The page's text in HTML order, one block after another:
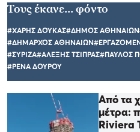
Τους έκανε... φόντο
#ΧΑΡΗΣ ΔΟΥΚΑΣ#ΔΗΜΟΣ ΑΘΗΝΑΙΩΝ
#ΔΗΜΑΡΧΟΣ ΑΘΗΝΑΙΩΝ
#ΣΥΡΙΖΑ#ΑΛΕΞΗΣ ΤΣΙΠΡΑΣ#ΠΑΥΛΟΣ
#ΡΕΝΑ ΔΟΥΡΟΥ
Από τα
μέτρα:
Riviera